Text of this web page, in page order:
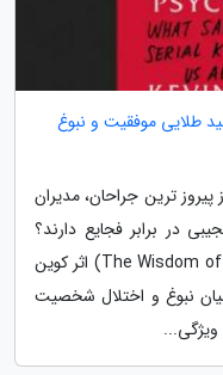
طلایی موفقیت و نبوغ
پیروز ترین جراحان، مدیران
در برابر فجایع دارند؟
کتاب خرد جامعه ستیزان (The Wisdom of Psychopaths) اثر کوین
نبوغ و اختلال شخصیت